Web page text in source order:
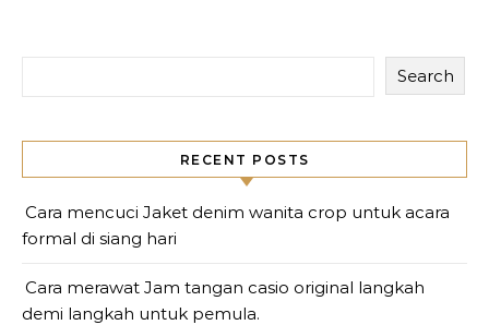
Search
RECENT POSTS
Cara mencuci Jaket denim wanita crop untuk acara
formal di siang hari
Cara merawat Jam tangan casio original langkah
demi langkah untuk pemula.